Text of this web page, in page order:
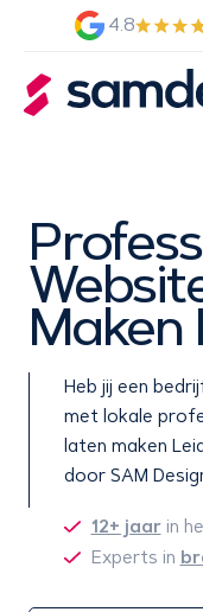
4.8
Maken
Heb jij een
met lokale
laten maken
door SAM
12+ jaarin
Experts in